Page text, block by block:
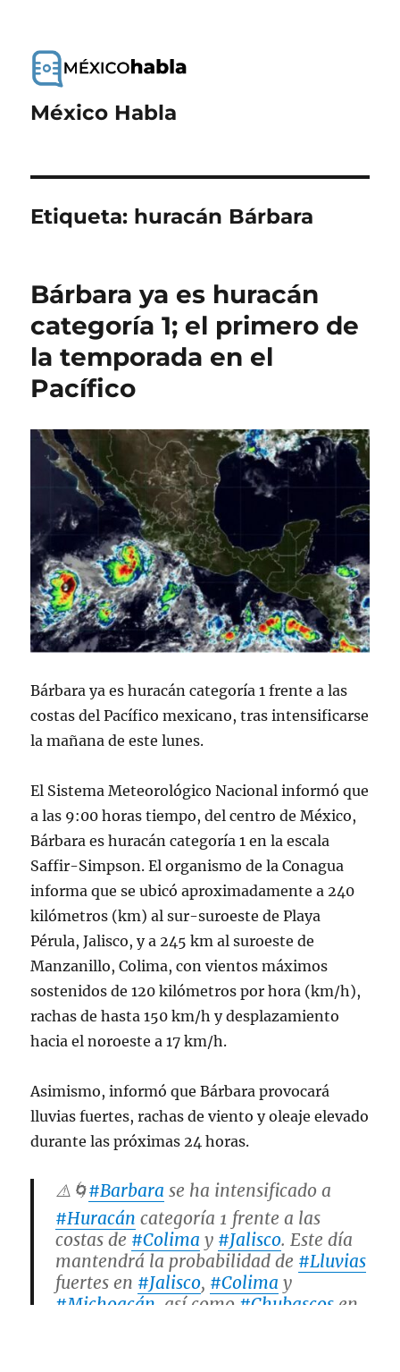
México Habla
Etiqueta: huracán Bárbara
Bárbara ya es huracán
categoría 1; el primero de
la temporada en el
Pacífico
Bárbara ya es huracán categoría 1 frente a las
costas del Pacífico mexicano, tras intensificarse
la mañana de este lunes.
El Sistema Meteorológico Nacional informó que
a las 9:00 horas tiempo, del centro de México,
Bárbara es huracán categoría 1 en la escala
Saffir-Simpson. El organismo de la Conagua
informa que se ubicó aproximadamente a 240
kilómetros (km) al sur-suroeste de Playa
Pérula, Jalisco, y a 245 km al suroeste de
Manzanillo, Colima, con vientos máximos
sostenidos de 120 kilómetros por hora (km/h),
rachas de hasta 150 km/h y desplazamiento
hacia el noroeste a 17 km/h.
Asimismo, informó que Bárbara provocará
lluvias fuertes, rachas de viento y oleaje elevado
durante las próximas 24 horas.
⚠️🌀#Barbara se ha intensificado a
#Huracán categoría 1 frente a las
costas de #Colima y #Jalisco. Este día
mantendrá la probabilidad de #Lluvias
fuertes en #Jalisco, #Colima y
#Michoacán , así como #Chubascos en